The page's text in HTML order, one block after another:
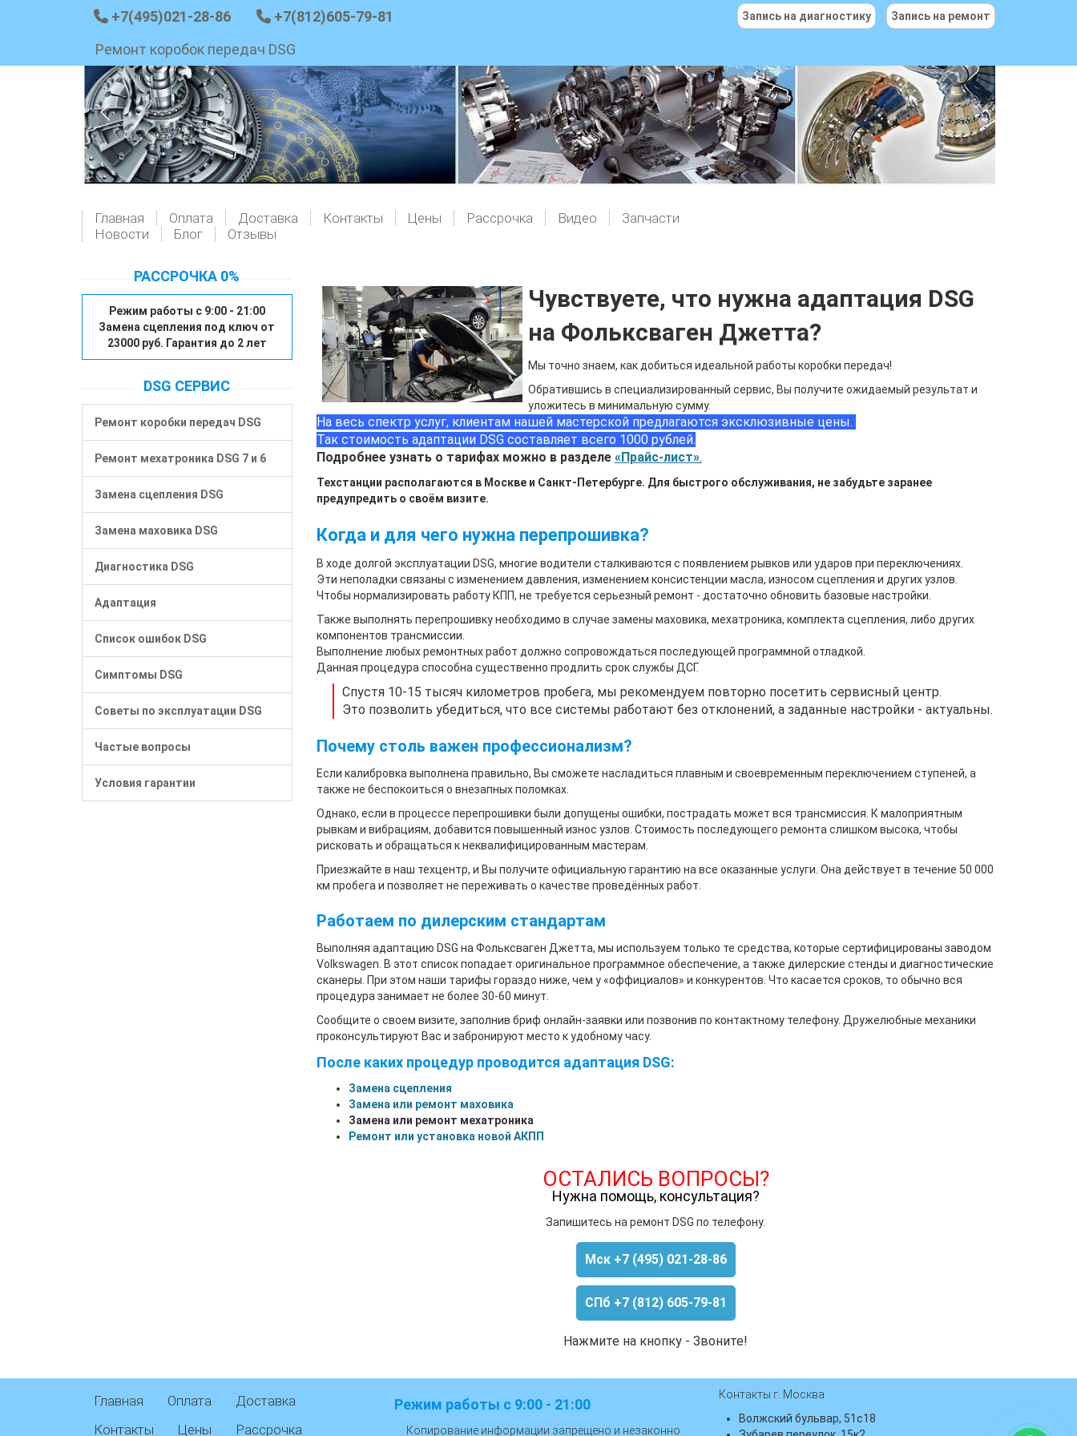
+7(495)021-28-86
+7(812)605-79-81
Ремонт коробок передач DSG
Запись на диагностику Запись на ремонт
Главная Оплата Доставка Контакты Цены Рассрочка Видео
Запчасти
Новости
Блог Отзывы
РАССРОЧКА 0%
Режим работы с 9:00 - 21:00
Замена сцепления под ключ от
23000 руб. Гарантия до 2 лет
DSG СЕРВИС
Ремонт коробки передач DSG
Ремонт мехатроника DSG 7 и 6
Замена сцепления DSG
Замена маховика DSG
Диагностика DSG
Адаптация
Список ошибок DSG
Симптомы DSG
Советы по эксплуатации DSG
Частые вопросы
Условия гарантии
Чувствуете, что нужна адаптация DSG
на Фольксваген Джетта?
Мы точно знаем, как добиться идеальной работы коробки передач!
Обратившись в специализированный сервис, Вы получите ожидаемый результат и
уложитесь в минимальную сумму.
На весь спектр услуг, клиентам нашей мастерской предлагаются эксклюзивные цены.
Так стоимость адаптации DSG составляет всего 1000 рублей.
Подробнее узнать о тарифах можно в разделе «Прайс-лист».
Техстанции располагаются в Москве и Санкт-Петербурге. Для быстрого обслуживания, не забудьте заранее
предупредить о своём визите.
Когда и для чего нужна перепрошивка?
В ходе долгой эксплуатации DSG, многие водители сталкиваются с появлением рывков или ударов при переключениях.
Эти неполадки связаны с изменением давления, изменением консистенции масла, износом сцепления и других узлов.
Чтобы нормализировать работу КПП, не требуется серьезный ремонт - достаточно обновить базовые настройки.
Также выполнять перепрошивку необходимо в случае замены маховика, мехатроника, комплекта сцепления, либо других
компонентов трансмиссии.
Выполнение любых ремонтных работ должно сопровождаться последующей программной отладкой.
Данная процедура способна существенно продлить срок службы ДСГ.
Спустя 10-15 тысяч километров пробега, мы рекомендуем повторно посетить сервисный центр.
Это позволить убедиться, что все системы работают без отклонений, а заданные настройки - актуальны.
Почему столь важен профессионализм?
Если калибровка выполнена правильно, Вы сможете насладиться плавным и своевременным переключением ступеней, а
также не беспокоиться о внезапных поломках.
Однако, если в процессе перепрошивки были допущены ошибки, пострадать может вся трансмиссия. К малоприятным
рывкам и вибрациям, добавится повышенный износ узлов. Стоимость последующего ремонта слишком высока, чтобы
рисковать и обращаться к неквалифицированным мастерам.
Приезжайте в наш техцентр, и Вы получите официальную гарантию на все оказанные услуги. Она действует в течение 50 000
км пробега и позволяет не переживать о качестве проведённых работ.
Работаем по дилерским стандартам
Выполняя адаптацию DSG на Фольксваген Джетта, мы используем только те средства, которые сертифицированы заводом
Volkswagen. В этот список попадает оригинальное программное обеспечение, а также дилерские стенды и диагностические
сканеры. При этом наши тарифы гораздо ниже, чем у «оффициалов» и конкурентов. Что касается сроков, то обычно вся
процедура занимает не более 30-60 минут.
Сообщите о своем визите, заполнив бриф онлайн-заявки или позвонив по контактному телефону. Дружелюбные механики
проконсультируют Вас и забронируют место к удобному часу.
После каких процедур проводится адаптация DSG:
Замена сцепления
Замена или ремонт маховика
Замена или ремонт мехатроника
Ремонт или установка новой АКПП
ОСТАЛИСЬ ВОПРОСЫ?
Нужна помощь, консультация?
Запишитесь на ремонт DSG по телефону.
Мск +7 (495) 021-28-86
СПб +7 (812) 605-79-81
Нажмите на кнопку - Звоните!
Главная Оплата
Доставка
Контакты
Цены Рассрочка
Режим работы с 9:00 - 21:00
Копирование информации запрещено и незаконно.
Контакты г. Москва
Волжский бульвар, 51с18